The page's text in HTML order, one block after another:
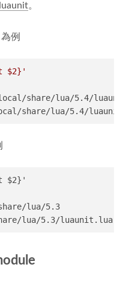
。
例
$2}'
share/lua/5.4/
share/lua/5.4/luaunit/
$2}'
lua/5.3
lua/5.3/luaunit.lua